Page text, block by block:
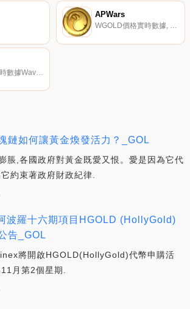
APWars
WGOLD價格實時數據, 什么是APWars（wGOLD）APWars2021是一款備受期待的游戲化農業協議,將幻想與一流的區塊鏈功能相結合,為當代技術帶來世俗的游戲體驗；APWars包括復合農業、代幣戰、NFT、掉期和通過游戲化戰爭彩票進行的創新,在一個地方生產和無與倫比的APR盈利機會.
WGO價格實時數據WavesGo（WGO）是一種加密貨幣。WavesGo具有7083468的電流供應。最近已知的WavesGo價格為0.02035147美元,在過去24小時內上漲了0.00。更多信息請訪問http://www.wavesgo.com/wgo.html.
鏈如何讓黃金煥發活力？_GOL
脹,各國政府對黃金既愛又恨。愛是因為它代
約束著政府財政紀律.
波羅十六期項目HGOLD (HollyGold)
告_GOL
將開啟HGOLD(HollyGold)代幣申購活
月第2個星期.